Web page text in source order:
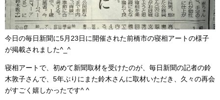
今日の毎日新聞に5月23日に開催された前橋市の寝相アートの様子
が掲載されました^_^
寝相アートで、初めて新聞取材を受けたのが、毎日新聞の記者の鈴
木敦子さんで、5年ぶりにまた鈴木さんに取材いただき、久々の再会
がすごく嬉しかったです^ ^